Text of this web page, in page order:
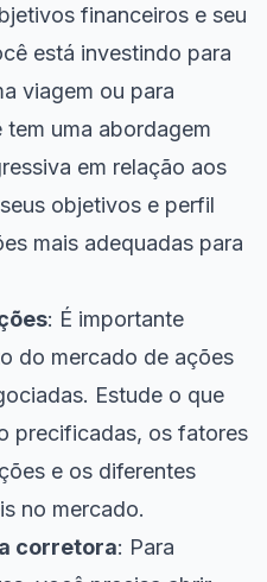
financeiros e seu
está investindo para
viagem ou para
tem uma abordagem
em relação aos
objetivos e perfil
mais adequadas para
: É importante
do mercado de ações
Estude o que
precificadas, os fatores
e os diferentes
no mercado.
corretora: Para